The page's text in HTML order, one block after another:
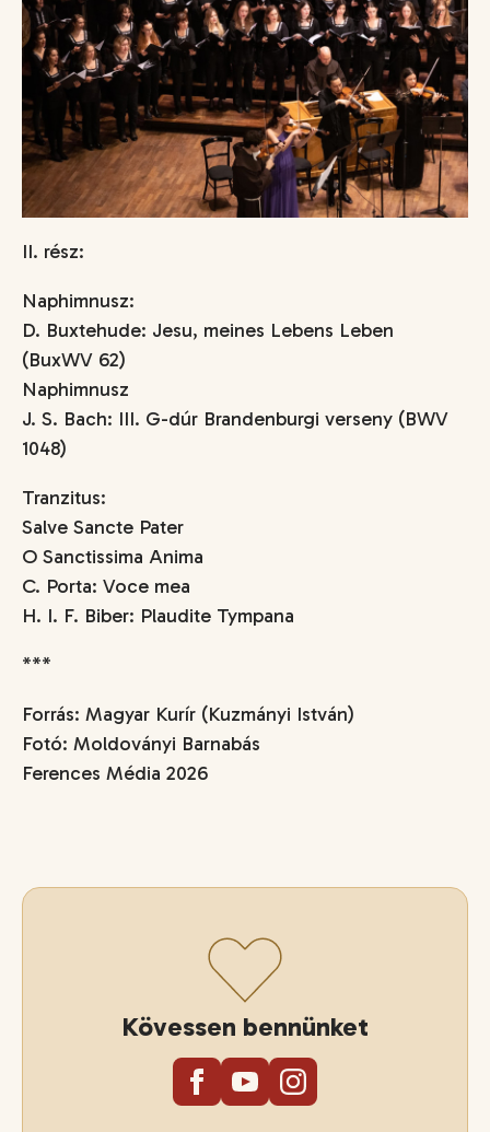
II. rész:
Naphimnusz:
D. Buxtehude: Jesu, meines Lebens Leben
(BuxWV 62)
Naphimnusz
J. S. Bach: III. G-dúr Brandenburgi verseny (BWV
1048)
Tranzitus:
Salve Sancte Pater
O Sanctissima Anima
C. Porta: Voce mea
H. I. F. Biber: Plaudite Tympana
***
Forrás: Magyar Kurír (Kuzmányi István)
Fotó: Moldoványi Barnabás
Ferences Média 2026
Kövessen bennünket